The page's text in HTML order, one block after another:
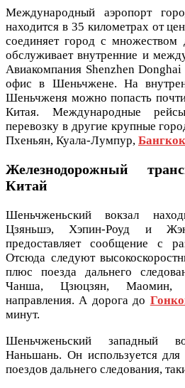
Международный аэропорт
находится в 35 километрах от
соединяет город с множеством
обслуживает внутренние и
Авиакомпания Shenzhen
офис в Шеньчжене. На
Шеньчженя можно попасть
Китая. Международные
перевозку в другие крупные
Пхеньян, Куала-Лумпур, Бангкок
Железнодорожный
Китай
Шеньчженьский вокзал
Цзяньшэ, Хэпин-Роуд и
предоставляет сообщение с
Отсюда следуют
плюс поезда дальнего
Чанша, Цзюцзян, Маомин,
направления. А дорога до
минут.
Шеньчженьский западный
Наньшань. Он используется для
поездов дальнего следования,